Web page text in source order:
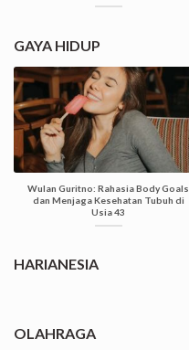
GAYA HIDUP
Wulan Guritno: Rahasia Body Goals
dan Menjaga Kesehatan Tubuh di
Usia 43
HARIANESIA
OLAHRAGA